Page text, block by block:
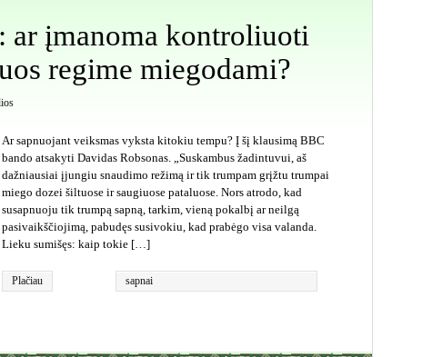
ar įmanoma kontroliuoti
regime miegodami?
Ar sapnuojant veiksmas vyksta kitokiu tempu? Į šį klausimą BBC
bando atsakyti Davidas Robsonas. „Suskambus žadintuvui, aš
dažniausiai įjungiu snaudimo režimą ir tik trumpam grįžtu trumpai
miego dozei šiltuose ir saugiuose pataluose. Nors atrodo, kad
susapnuoju tik trumpą sapną, tarkim, vieną pokalbį ar neilgą
pasivaikščiojimą, pabudęs susivokiu, kad prabėgo visa valanda.
Lieku sumišęs: kaip tokie […]
Plačiau sapnai